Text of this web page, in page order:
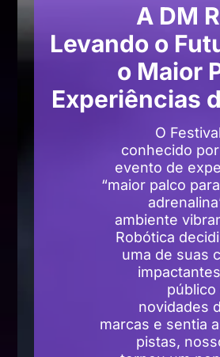
A DM
Levando o
o Maior
Experiências
O
conhecido
evento de
“maior palco
ambiente
Robótica
uma de suas
público
novidades
marcas e sentia
pistas,